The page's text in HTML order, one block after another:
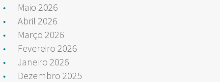
Maio 2026
Abril 2026
Março 2026
Fevereiro 2026
Janeiro 2026
Dezembro 2025